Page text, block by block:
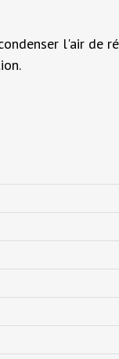
l'air